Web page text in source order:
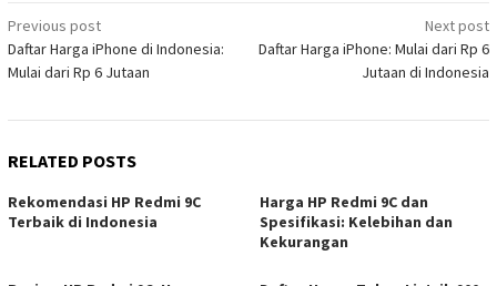
Post
navigation
Previous post
Daftar Harga iPhone di Indonesia:
Mulai dari Rp 6 Jutaan
Next post
Daftar Harga iPhone: Mulai dari Rp 6
Jutaan di Indonesia
RELATED POSTS
Rekomendasi HP Redmi 9C
Terbaik di Indonesia
Harga HP Redmi 9C dan
Spesifikasi: Kelebihan dan
Kekurangan